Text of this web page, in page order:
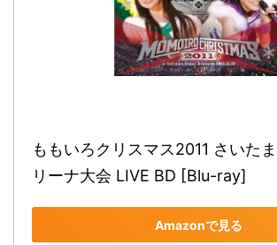
ももいろクリスマス2011 さいた
リーナ大会 LIVE BD [Blu-ray]
Amazonで見る